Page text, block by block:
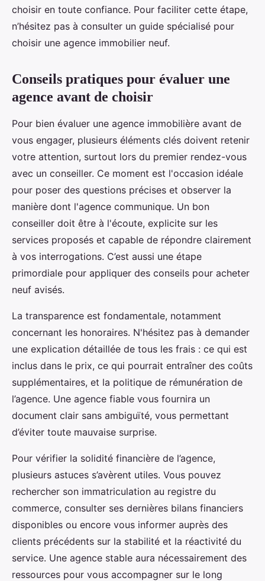
choisir en toute confiance. Pour faciliter cette étape,
n’hésitez pas à consulter un guide spécialisé pour
choisir une agence immobilier neuf.
Conseils pratiques pour évaluer une
agence avant de choisir
Pour bien évaluer une agence immobilière avant de
vous engager, plusieurs éléments clés doivent retenir
votre attention, surtout lors du premier rendez-vous
avec un conseiller. Ce moment est l'occasion idéale
pour poser des questions précises et observer la
manière dont l'agence communique. Un bon
conseiller doit être à l'écoute, explicite sur les
services proposés et capable de répondre clairement
à vos interrogations. C’est aussi une étape
primordiale pour appliquer des conseils pour acheter
neuf avisés.
La transparence est fondamentale, notamment
concernant les honoraires. N'hésitez pas à demander
une explication détaillée de tous les frais : ce qui est
inclus dans le prix, ce qui pourrait entraîner des coûts
supplémentaires, et la politique de rémunération de
l’agence. Une agence fiable vous fournira un
document clair sans ambiguïté, vous permettant
d’éviter toute mauvaise surprise.
Pour vérifier la solidité financière de l’agence,
plusieurs astuces s’avèrent utiles. Vous pouvez
rechercher son immatriculation au registre du
commerce, consulter ses dernières bilans financiers
disponibles ou encore vous informer auprès des
clients précédents sur la stabilité et la réactivité du
service. Une agence stable aura nécessairement des
ressources pour vous accompagner sur le long